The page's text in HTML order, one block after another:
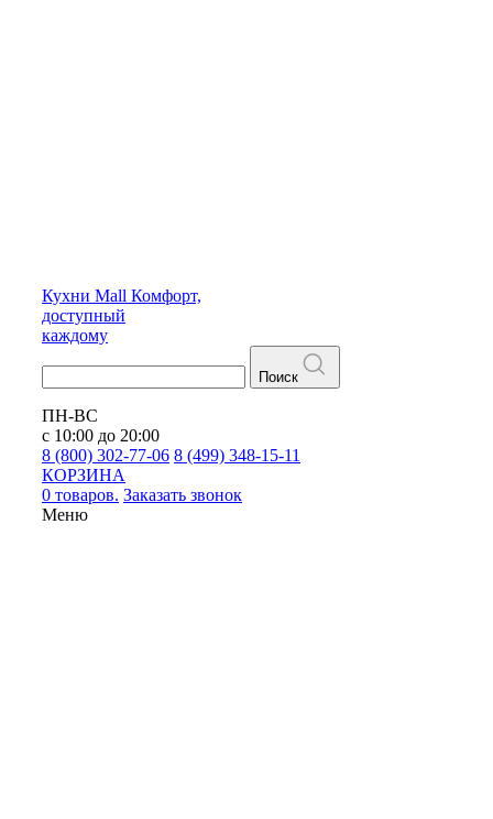
Кухни Mall Комфорт,
доступный
каждому
Поиск
ПН-ВС
с 10:00 до 20:00
8 (800) 302-77-06 8 (499) 348-15-11
КОРЗИНА
0 товаров. Заказать звонок
Меню